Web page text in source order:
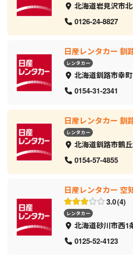
北海道岩見沢市
0126-24-8827
日産レンタカー 釧
レンタカー
北海道釧路市幸
0154-31-2341
日産レンタカー 釧
レンタカー
北海道釧路市鶴
0154-57-4855
日産レンタカー 空
3.0 4
レンタカー
北海道砂川市西1
0125-52-4123